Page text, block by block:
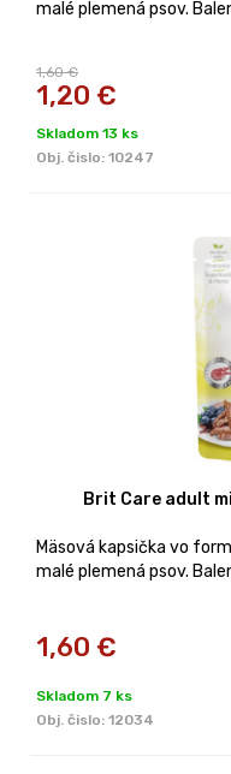
malé plemená psov.
1,60 €
1,20 €
Skladom 13 ks
Obj. čislo: 10247
Brit Care adult
Mäsová kapsička vo
malé plemená psov.
1,60 €
Skladom 7 ks
Obj. čislo: 12034